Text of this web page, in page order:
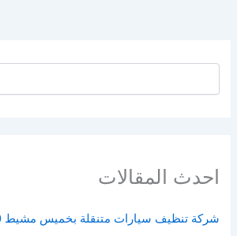
احدث المقالات
شركة تنظيف سيارات متنقلة بخميس مشيط 0509541300